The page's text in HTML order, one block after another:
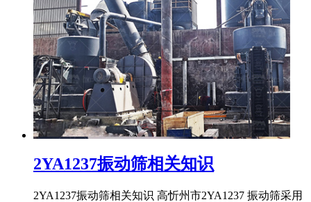
2YA1237振动筛相关知识
2YA1237振动筛相关知识 高忻州市2YA1237 振动筛采用